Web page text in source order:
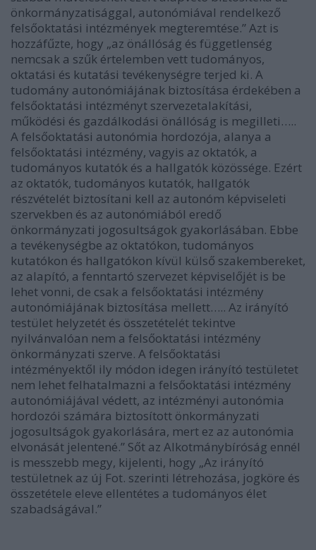
önkormányzatisággal, autonómiával rendelkező
felsőoktatási intézmények megteremtése.” Azt is
hozzáfűzte, hogy „az önállóság és függetlenség
nemcsak a szűk értelemben vett tudományos,
oktatási és kutatási tevékenységre terjed ki. A
tudomány autonómiájának biztosítása érdekében a
felsőoktatási intézményt szervezetalakítási,
működési és gazdálkodási önállóság is megilleti…..
A felsőoktatási autonómia hordozója, alanya a
felsőoktatási intézmény, vagyis az oktatók, a
tudományos kutatók és a hallgatók közössége. Ezért
az oktatók, tudományos kutatók, hallgatók
részvételét biztosítani kell az autonóm képviseleti
szervekben és az autonómiából eredő
önkormányzati jogosultságok gyakorlásában. Ebbe
a tevékenységbe az oktatókon, tudományos
kutatókon és hallgatókon kívül külső szakembereket,
az alapító, a fenntartó szervezet képviselőjét is be
lehet vonni, de csak a felsőoktatási intézmény
autonómiájának biztosítása mellett….. Az irányító
testület helyzetét és összetételét tekintve
nyilvánvalóan nem a felsőoktatási intézmény
önkormányzati szerve. A felsőoktatási
intézményektől ily módon idegen irányító testületet
nem lehet felhatalmazni a felsőoktatási intézmény
autonómiájával védett, az intézményi autonómia
hordozói számára biztosított önkormányzati
jogosultságok gyakorlására, mert ez az autonómia
elvonását jelentené.” Sőt az Alkotmánybíróság ennél
is messzebb megy, kijelenti, hogy „Az irányító
testületnek az új Fot. szerinti létrehozása, jogköre és
összetétele eleve ellentétes a tudományos élet
szabadságával.”